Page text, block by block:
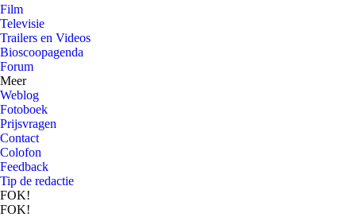
Film
Televisie
Trailers en Videos
Bioscoopagenda
Forum
Meer
Weblog
Fotoboek
Prijsvragen
Contact
Colofon
Feedback
Tip de redactie
FOK!
FOK!